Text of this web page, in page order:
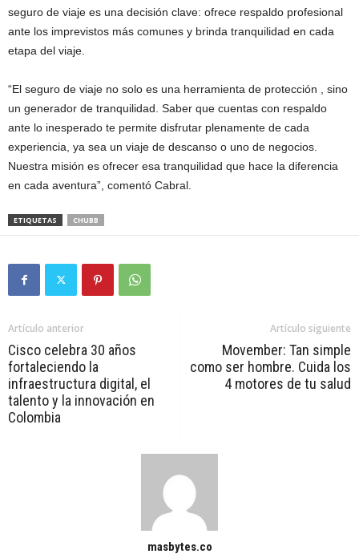
seguro de viaje es una decisión clave: ofrece respaldo profesional
ante los imprevistos más comunes y brinda tranquilidad en cada
etapa del viaje.
“El seguro de viaje no solo es una herramienta de protección , sino
un generador de tranquilidad. Saber que cuentas con respaldo
ante lo inesperado te permite disfrutar plenamente de cada
experiencia, ya sea un viaje de descanso o uno de negocios.
Nuestra misión es ofrecer esa tranquilidad que hace la diferencia
en cada aventura”, comentó Cabral.
ETIQUETAS CHUBB
Artículo anterior
Cisco celebra 30 años
fortaleciendo la
infraestructura digital, el
talento y la innovación en
Colombia
Artículo siguiente
Movember: Tan simple
como ser hombre. Cuida los
4 motores de tu salud
masbytes.co